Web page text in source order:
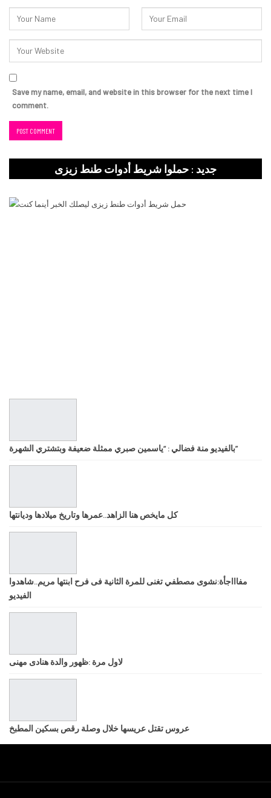
Save my name, email, and website in this browser for the next time I
comment.
جديد : حملوا شريط أدوات طنط زيزى
بالفيديو منة فضالي : “ياسمين صبري ممثلة ضعيفة وبتشتري الشهرة”
كل مايخص هنا الزاهد..عمرها وتاريخ ميلادها وديانتها
مفاااجأة:نشوى مصطفي تغنى للمرة الثانية فى فرح ابنتها مريم..شاهدوا
الفيديو
لاول مرة :ظهور والدة هنادى مهنى
عروس تقتل عريسها خلال وصلة رقص بسكين المطبخ